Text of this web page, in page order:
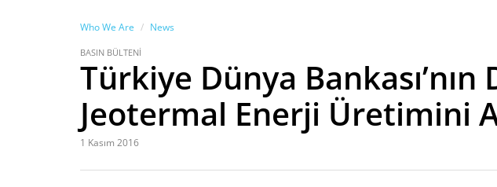
Who We Are News
BASIN BÜLTENİ
Türkiye Dünya
Jeotermal Enerji Üretimini
1 Kasım 2016